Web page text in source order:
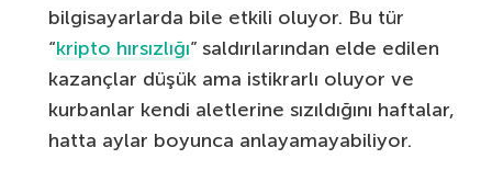
bilgisayarlarda bile etkili oluyor. Bu tür
“kripto hırsızlığı” saldırılarından elde edilen
kazançlar düşük ama istikrarlı oluyor ve
kurbanlar kendi aletlerine sızıldığını haftalar,
hatta aylar boyunca anlayamayabiliyor.